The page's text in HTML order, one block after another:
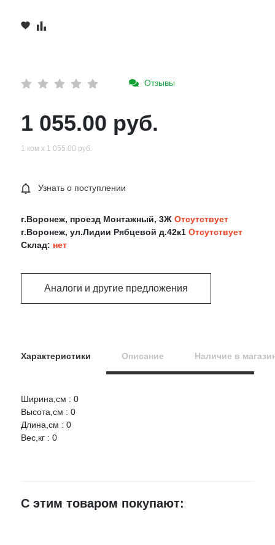
Отзывы
1 055.00 руб.
1 ком х 1 055.00 руб.
Узнать о поступлении
г.Воронеж, проезд Монтажный, 3Ж Отсутствует
г.Воронеж, ул.Лидии Рябцевой д.42к1 Отсутствует
Склад: нет
Аналоги и другие предложения
Характеристики Описание Наличие в
Ширина,см : 0
Высота,см : 0
Длина,см : 0
Вес,кг : 0
Оцените товар:
Ваше имя
С этим товаром покупают: